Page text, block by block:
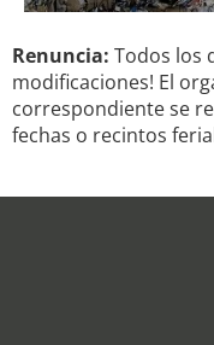
Renuncia: Todos los
modificaciones! El
correspondiente se
fechas o recintos